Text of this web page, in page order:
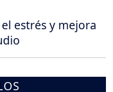
estrés y mejora